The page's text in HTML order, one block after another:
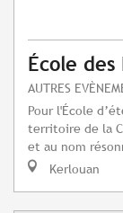
École des
AUTRES
Pour l'École
territoire de la
et au nom
Kerlouan